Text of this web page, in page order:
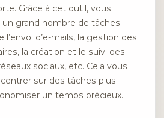
Grâce à cet outil, vous
grand nombre de tâches
d’e-mails, la gestion des
la création et le suivi des
sociaux, etc. Cela vous
sur des tâches plus
un temps précieux.